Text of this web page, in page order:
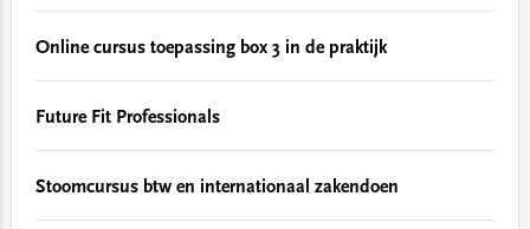
Online cursus toepassing box 3 in de praktijk
Future Fit Professionals
Stoomcursus btw en internationaal zakendoen